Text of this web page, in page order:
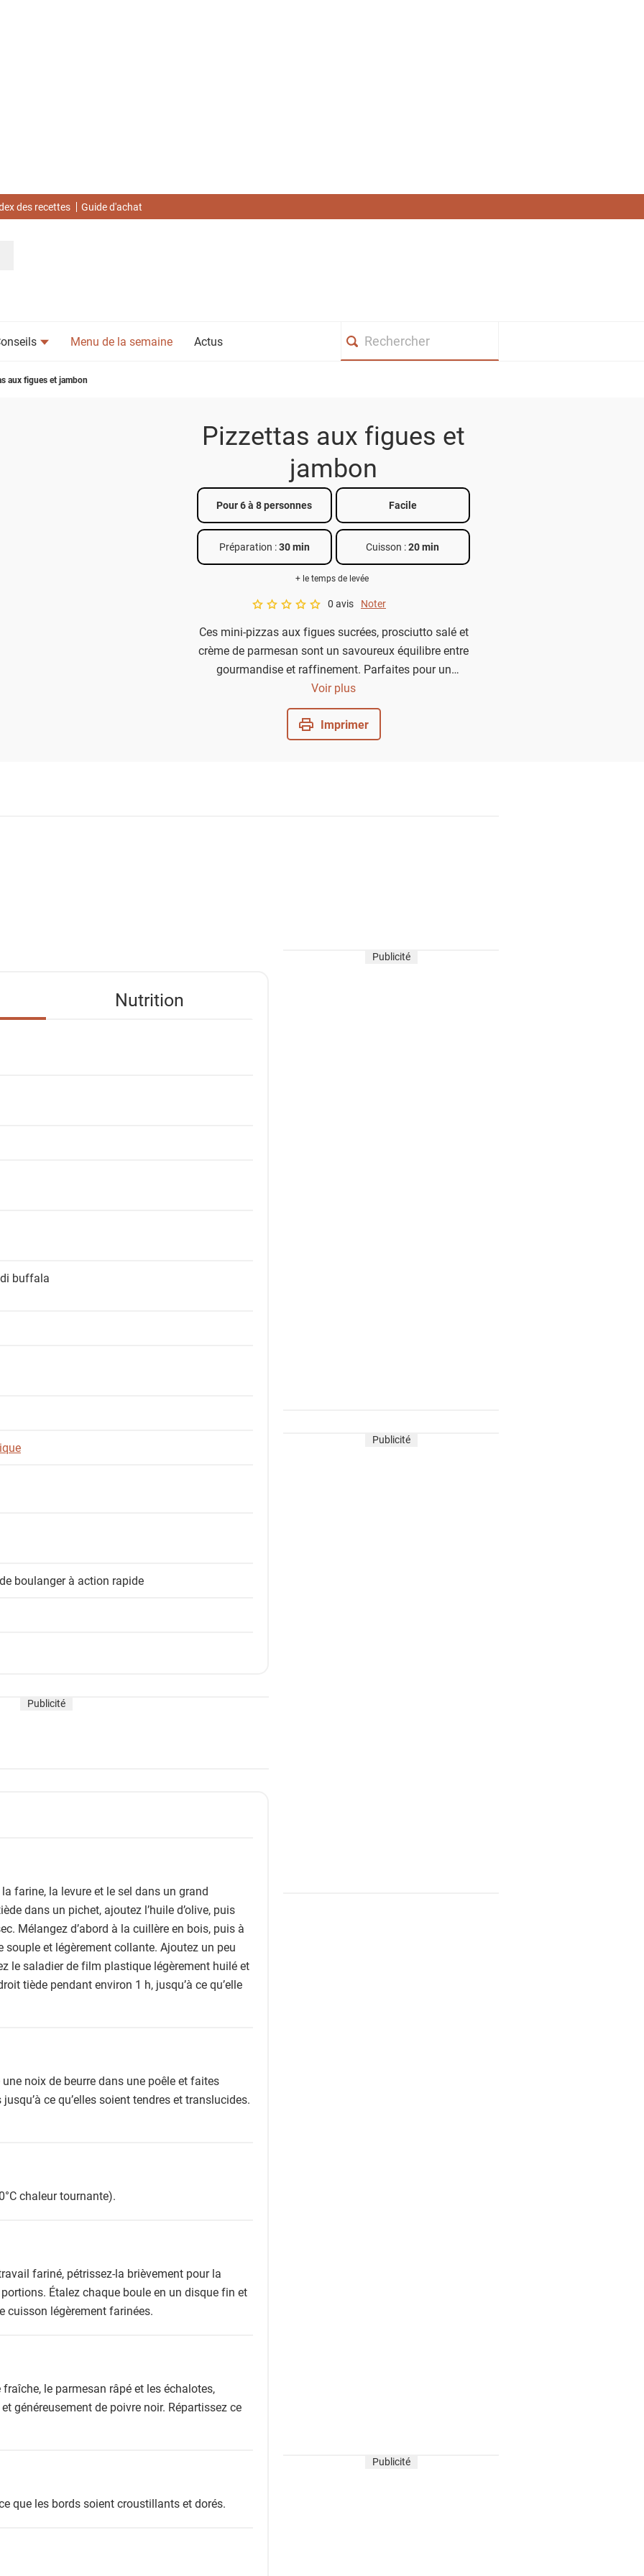
des recettes Guide d'achat
Menu de la semaine Actus
aux figues et jambon
Pizzettas aux figues et
jambon
Pour 6 à 8 personnes Facile
Préparation :30 min Cuisson :20 min
+ le temps de levée
A star rating of 0 out of 5.
0 avis Noter
Ces mini-pizzas aux figues sucrées, prosciutto salé et
crème de parmesan sont un savoureux équilibre entre
gourmandise et raffinement. Parfaites pour un
apéritif chic ou un déjeuner d’été plein de caractère.
Voir plus
Imprimer
Nutrition
buffala
boulanger à action rapide
Publicité
farine, la levure et le sel dans un grand
dans un pichet, ajoutez l’huile d’olive, puis
Mélangez d’abord à la cuillère en bois, puis à
souple et légèrement collante. Ajoutez un peu
le saladier de film plastique légèrement huilé et
tiède pendant environ 1 h, jusqu’à ce qu’elle
noix de beurre dans une poêle et faites
ce qu’elles soient tendres et translucides.
chaleur tournante).
fariné, pétrissez-la brièvement pour la
Étalez chaque boule en un disque fin et
cuisson légèrement farinées.
le parmesan râpé et les échalotes,
généreusement de poivre noir. Répartissez ce
que les bords soient croustillants et dorés.
Publicité
Publicité
Publicité